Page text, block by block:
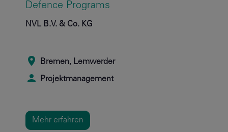
Defence Programs
NVL B.V. & Co. KG
Bremen, Lemwerder
Projektmanagement
Mehr erfahren